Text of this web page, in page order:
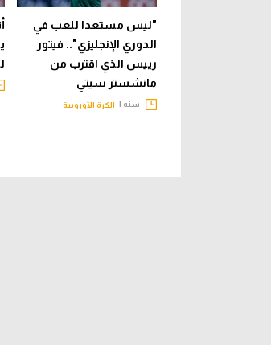
"ليس مستعدا للعب في
الدوري الإنجليزي".. فيتور
رييس الذي اقترب من
مانشستر سيتي
سنه | الكرة الأوروبية